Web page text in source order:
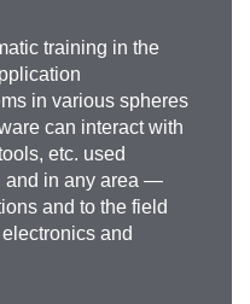
training in the
in various spheres
can interact with
etc. used
and in any area —
and to the field
and